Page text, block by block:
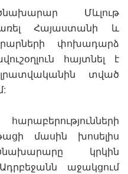
Մևլութ
Հայաստանի և
փոխադարձ
հայտնել է
տված
մասին խոսելիս
կրկին
աջակցում